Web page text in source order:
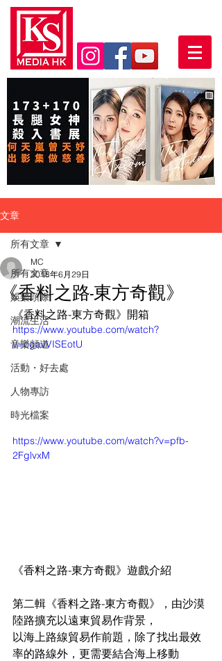
文章
所有文章
娛樂頭條
潮流生活
音樂頻道
活動・好去處
人物專訪
時光檔案
所有文章
《香料之路-東方奇觀》
MC
2018年6月29日
《香料之路-東方奇觀》開箱
https://www.youtube.com/watch?
v=cgavVISEotU
https://www.youtube.com/watch?v=pfb-
2FglvxM
《香料之路-東方奇觀》遊戲介紹
第二輯《香料之路-東方奇觀》，由沙漠
陸路擴充以遠東貿易作背景，
以海上路線貿易作前題，除了找出最效
率的路線外，更需要結合海上移動